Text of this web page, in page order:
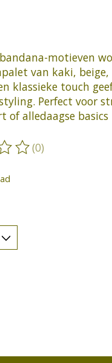
motieven
van kaki,
klassieke touch
Perfect voor
of alledaagse basics
van dit product is
(0)